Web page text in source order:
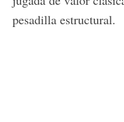
pesadilla estructural.